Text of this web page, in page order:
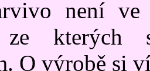
není
ze kterých
O výrobě si